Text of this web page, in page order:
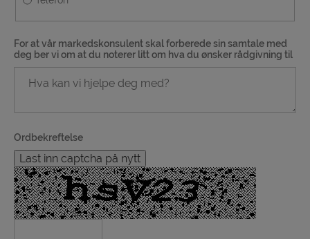
For at vår markedskonsulent skal forberede sin samtale med
deg ber vi om at du noterer litt om hva du ønsker rådgivning til
Ordbekreftelse
Last inn captcha på nytt